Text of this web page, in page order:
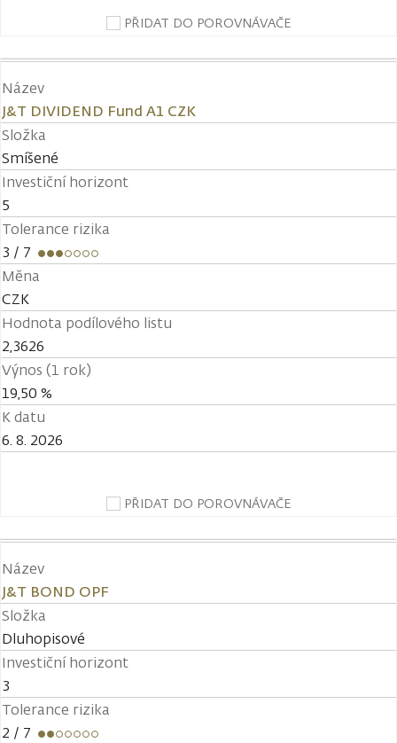
PŘIDAT DO POROVNÁVAČE
Název
J&T DIVIDEND Fund A1 CZK
Složka
Smíšené
Investiční horizont
5
Tolerance rizika
3 / 7
Měna
CZK
Hodnota podílového listu
2,3626
Výnos (1 rok)
19,50 %
K datu
6. 8. 2026
PŘIDAT DO POROVNÁVAČE
Název
J&T BOND OPF
Složka
Dluhopisové
Investiční horizont
3
Tolerance rizika
2 / 7